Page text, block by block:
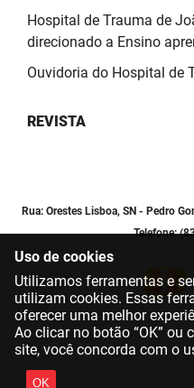
Hospital de Trauma de
direcionado a Ensino
Ouvidoria do Hospital de
REVISTA
Rua: Orestes Lisboa, SN - Pedro
Telefone:
Uso de cookies
Utilizamos ferramentas e
utilizam cookies. Essas
oferecer uma melhor
Ao clicar no botão “OK”
site, você concorda com o
OK